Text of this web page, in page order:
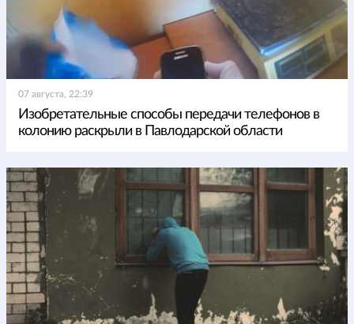
07 августа, 22:39
Изобретательные способы передачи телефонов в
колонию раскрыли в Павлодарской области